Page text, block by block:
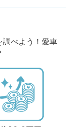
調べよう！愛車